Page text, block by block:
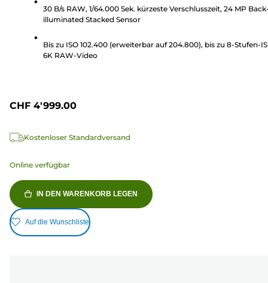
Bewertungen
30 B/s RAW, 1/64.000 Sek. kürzeste Verschlusszeit, 24 MP
illuminated Stacked Sensor
Bis zu ISO 102.400 (erweiterbar auf 204.800), bis zu 8-Stufen-
6K RAW-Video
CHF 4'999.00
Kostenloser Standardversand
Online verfügbar
IN DEN WARENKORB LEGEN
Auf die Wunschliste